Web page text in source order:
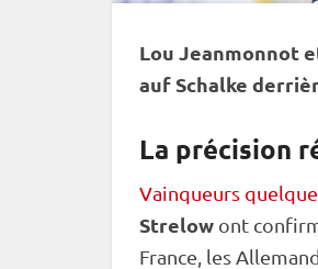
Lou Jeanmonnot
auf Schalke
La précision
Vainqueurs
Strelow ont
France, les